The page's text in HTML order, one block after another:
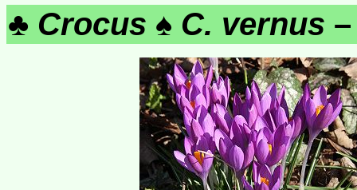
♣ Crocus ♠ C. vernus